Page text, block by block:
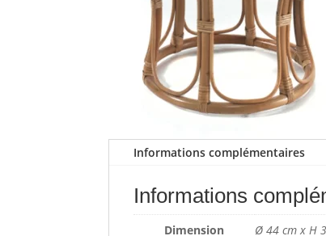
Informations complémentaires
Informations
Dimension Ø 44 cm x H